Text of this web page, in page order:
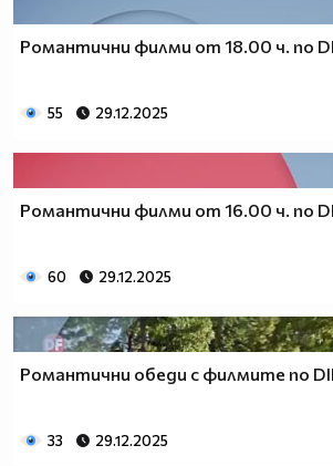
Романтични филми от 18.00 ч. по
55 29.12.2025
Романтични филми от 16.00 ч. пo
60 29.12.2025
Романтични обеди с филмите по
33 29.12.2025